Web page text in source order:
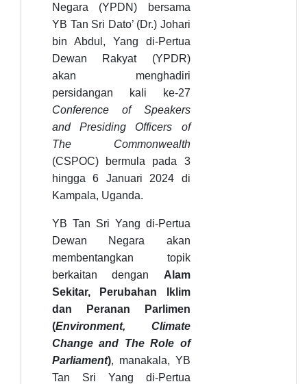
Negara (YPDN) bersama
YB Tan Sri Dato’ (Dr.) Johari
bin Abdul, Yang di-Pertua
Dewan Rakyat (YPDR)
akan menghadiri
persidangan kali ke-27
Conference of Speakers
and Presiding Officers of
The Commonwealth
(CSPOC) bermula pada 3
hingga 6 Januari 2024 di
Kampala, Uganda.
YB Tan Sri Yang di-Pertua
Dewan Negara akan
membentangkan topik
berkaitan dengan Alam
Sekitar, Perubahan Iklim
dan Peranan Parlimen
(Environment, Climate
Change and The Role of
Parliament), manakala, YB
Tan Sri Yang di-Pertua